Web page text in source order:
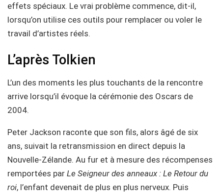
effets spéciaux. Le vrai problème commence, dit-il,
lorsqu’on utilise ces outils pour remplacer ou voler le
travail d’artistes réels.
L’après Tolkien
L’un des moments les plus touchants de la rencontre
arrive lorsqu’il évoque la cérémonie des Oscars de
2004.
Peter Jackson raconte que son fils, alors âgé de six
ans, suivait la retransmission en direct depuis la
Nouvelle-Zélande. Au fur et à mesure des récompenses
remportées par Le Seigneur des anneaux : Le Retour du
roi, l’enfant devenait de plus en plus nerveux. Puis